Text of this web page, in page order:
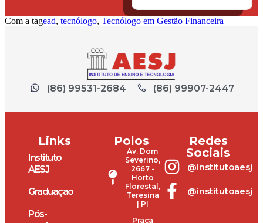
Com a tagead, tecnólogo, Tecnólogo em Gestão Financeira
(86) 99531-2684 (86) 99907-2447
Links
Instituto
AESJ
Graduação
Pós-
Polos
Av. Dom
Severino,
2667 -
Horto
Florestal,
Teresina
| PI
Praça
Redes
Sociais
@institutoaesj
@institutoaesj